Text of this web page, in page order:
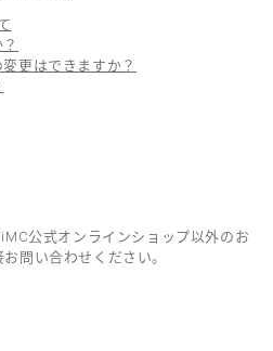
更はできますか？
公式オンラインショップ以外のお
問い合わせください。